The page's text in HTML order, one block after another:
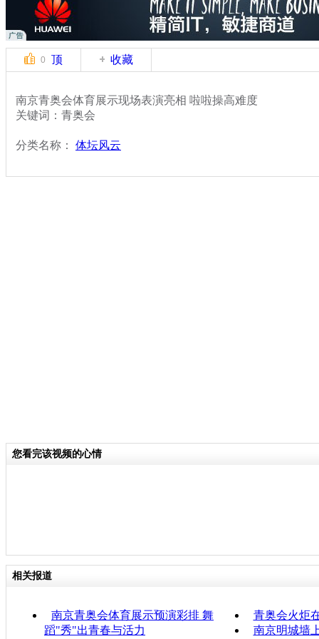
0 顶 收藏
南京青奥会体育展示现场表演亮相 啦啦操高难度
关键词：青奥会
分类名称： 体坛风云
您看完该视频的心情
相关报道
南京青奥会体育展示预演彩排 舞
蹈"秀"出青春与活力
青奥会火炬
南京明城墙